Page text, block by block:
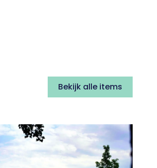
Bekijk alle items